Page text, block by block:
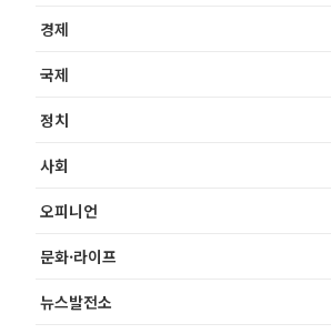
경제
국제
정치
사회
오피니언
문화·라이프
뉴스발전소